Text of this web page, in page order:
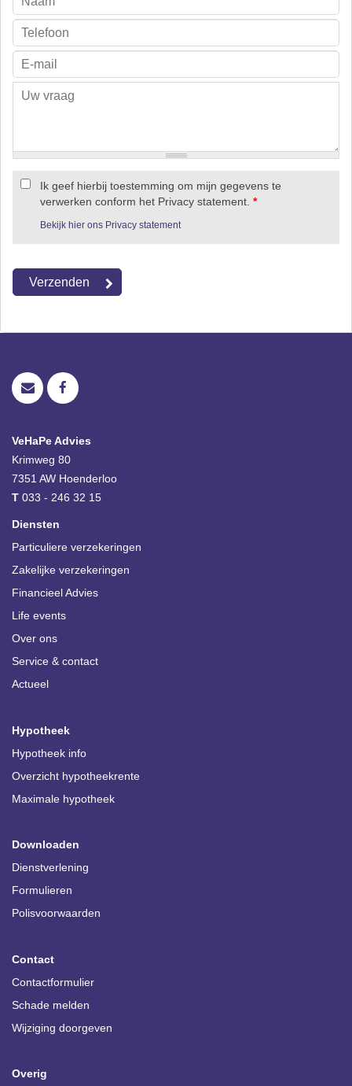
Ik geef hierbij toestemming om mijn gegevens te
verwerken conform het Privacy statement. *
Bekijk hier ons Privacy statement
VeHaPe Advies
Krimweg 80
7351 AW Hoenderloo
T 033 - 246 32 15
Diensten
Particuliere verzekeringen
Zakelijke verzekeringen
Financieel Advies
Life events
Over ons
Service & contact
Actueel
Hypotheek
Hypotheek info
Overzicht hypotheekrente
Maximale hypotheek
Downloaden
Dienstverlening
Formulieren
Polisvoorwaarden
Contact
Contactformulier
Schade melden
Wijziging doorgeven
Overig